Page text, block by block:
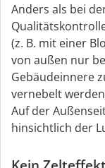
Anders als bei
(z. B. mit einer
von außen nur
Gebäudeinnere
vernebelt
Auf der
hinsichtlich der